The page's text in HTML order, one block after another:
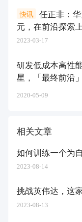
任正非：
元，在前沿探索
快讯
2023-03-17
研发低成本高性
星，「最终前沿
2020-05-09
相关文章
如何训练一个为
2023-08-14
挑战英伟达，这
2023-08-13